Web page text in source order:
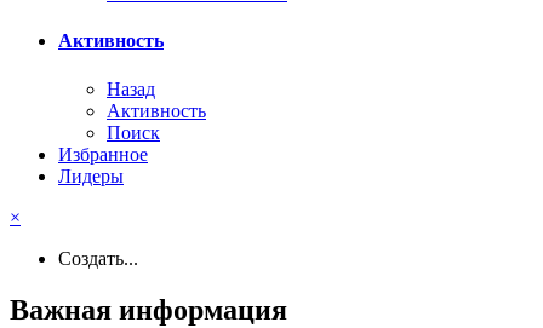
Активность
Назад
Активность
Поиск
Избранное
Лидеры
×
Создать...
Важная информация